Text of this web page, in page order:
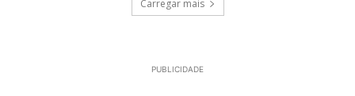
Carregar mais
PUBLICIDADE